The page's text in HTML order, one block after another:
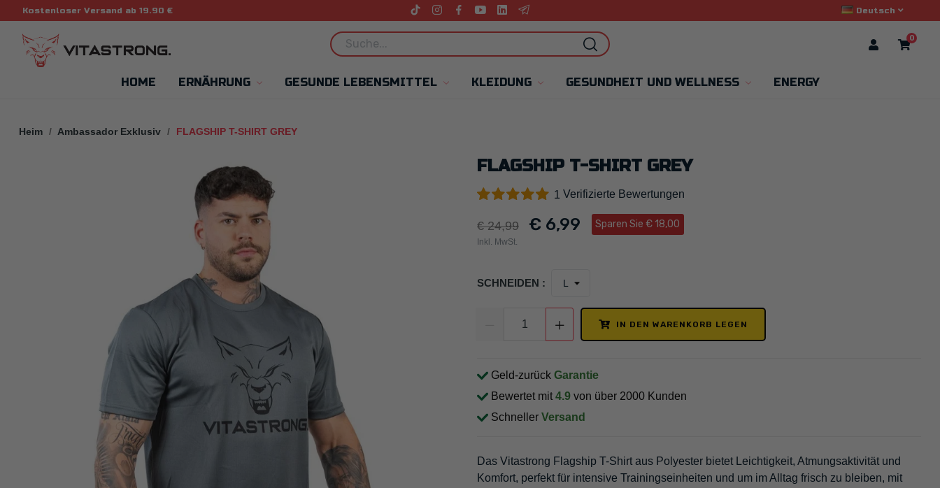
Kostenloser Versand ab 19.90 € Deutsch
0
HOME ERNÄHRUNG GESUNDE LEBENSMITTEL KLEIDUNG GESUNDHEIT UND WELLNESS ENERGY
Heim Ambassador Exklusiv FLAGSHIP T-SHIRT GREY
FLAGSHIP T-SHIRT GREY
1 Verifizierte Bewertungen
€ 24,99 € 6,99 Sparen Sie € 18,00
Inkl. MwSt.
SCHNEIDEN :
IN DEN WARENKORB LEGEN
Geld-zurück Garantie
Bewertet mit 4.9 von über 2000 Kunden
Schneller Versand
Das Vitastrong Flagship T-Shirt aus Polyester bietet Leichtigkeit, Atmungsaktivität und
Komfort, perfekt für intensive Trainingseinheiten und um im Alltag frisch zu bleiben, mit